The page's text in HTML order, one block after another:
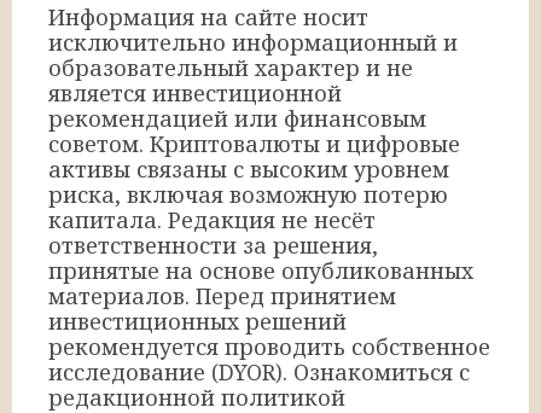
Информация на сайте носит
исключительно информационный и
образовательный характер и не
является инвестиционной
рекомендацией или финансовым
советом. Криптовалюты и цифровые
активы связаны с высоким уровнем
риска, включая возможную потерю
капитала. Редакция не несёт
ответственности за решения,
принятые на основе опубликованных
материалов. Перед принятием
инвестиционных решений
рекомендуется проводить собственное
исследование (DYOR). Ознакомиться с
редакционной политикой